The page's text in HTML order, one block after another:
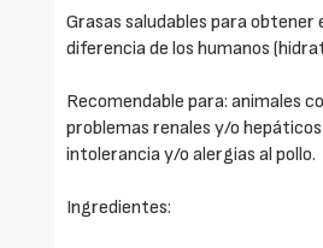
Grasas saludables para obtener
diferencia de los humanos
Recomendable para: animales
problemas renales y/o
intolerancia y/o alergias al pollo.
Ingredientes: